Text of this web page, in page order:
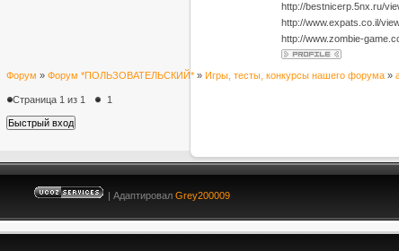
http://bestnicerp.5nx.ru/
http://www.expats.co.il/
http://www.zombie-
Форум » Форум *ПОЛЬЗОВАТЕЛЬСКИЙ* » Игры, тесты, конкурсы нашего форума »
Страница 1 из 1
1
| Адаптировал Grey200009